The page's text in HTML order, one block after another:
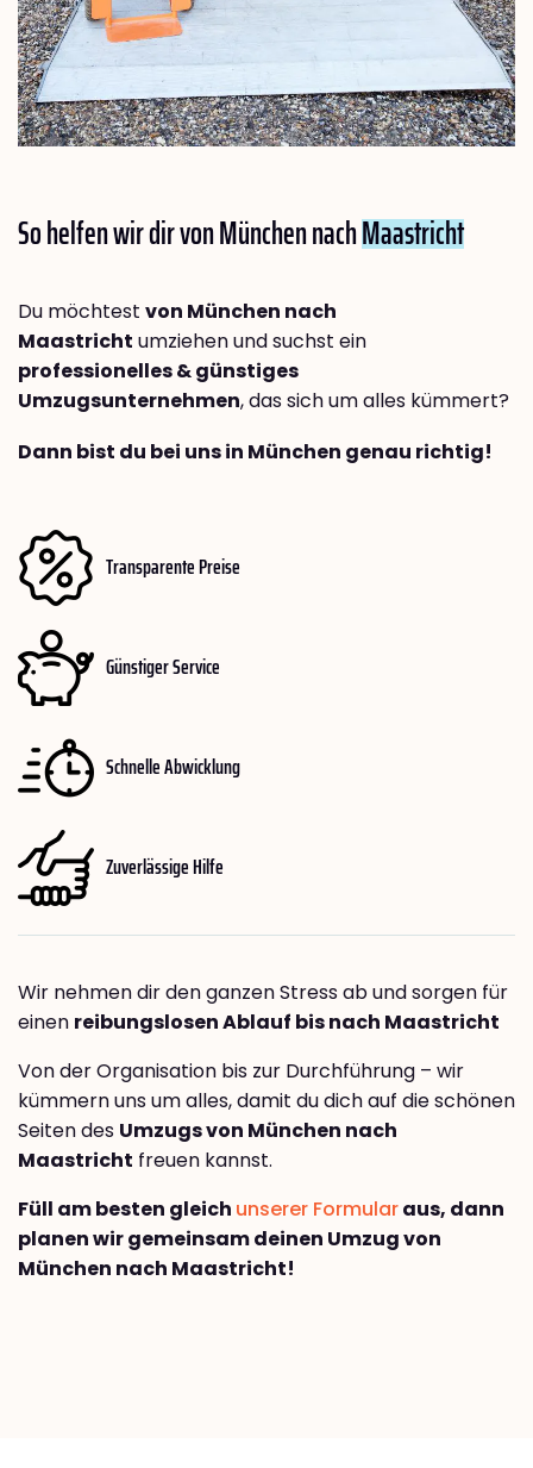
So helfen wir dir von München nachMaastricht
Du möchtest von München nach
Maastricht umziehen und suchst ein
professionelles & günstiges
Umzugsunternehmen, das sich um alles kümmert?
Dann bist du bei uns in München genau richtig!
Transparente Preise
Günstiger Service
Schnelle Abwicklung
Zuverlässige Hilfe
Wir nehmen dir den ganzen Stress ab und sorgen für
einen reibungslosen Ablauf bis nach Maastricht
Von der Organisation bis zur Durchführung – wir
kümmern uns um alles, damit du dich auf die schönen
Seiten des Umzugs von München nach
Maastricht freuen kannst.
Füll am besten gleich unserer Formularaus, dann
planen wir gemeinsam deinen Umzug von
München nach Maastricht!